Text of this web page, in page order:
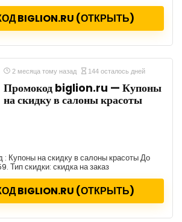
BIGLION.RU (ОТКРЫТЬ)
2 месяца тому назад 144 осталось дней
Промокод biglion.ru — Купоны
на скидку в салоны красоты
Купоны на скидку в салоны красоты До
Тип скидки: скидка на заказ
BIGLION.RU (ОТКРЫТЬ)